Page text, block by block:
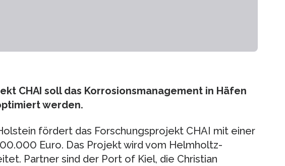
CHAI soll das Korrosionsmanagement in Häfen
werden.
fördert das Forschungsprojekt CHAI mit einer
Euro. Das Projekt wird vom Helmholtz-
Partner sind der Port of Kiel, die Christian